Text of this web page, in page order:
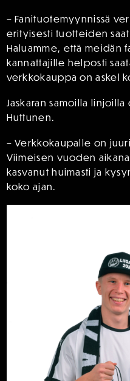
– Fanituotemyynnissä
erityisesti tuotteiden
Haluamme, että meidän
kannattajille helposti
verkkokauppa on askel
Jaskaran samoilla
Huttunen.
– Verkkokaupalle on
Viimeisen vuoden
kasvanut huimasti ja
koko ajan.